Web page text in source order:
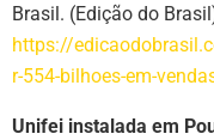
Brasil. (Edição do
https://
r-554-bilhoes-em-
Unifei instalada em